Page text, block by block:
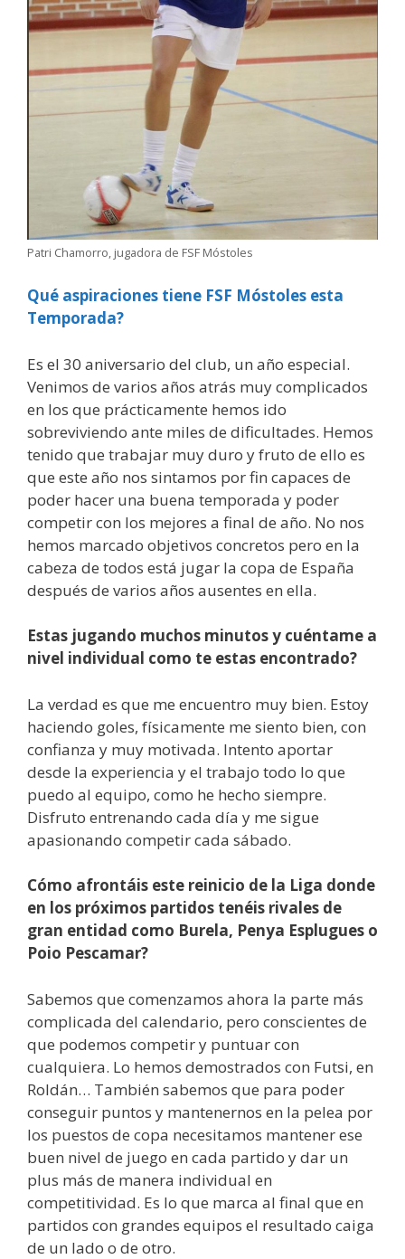
Patri Chamorro, jugadora de FSF Móstoles
Qué aspiraciones tiene FSF Móstoles esta
Temporada?
Es el 30 aniversario del club, un año especial.
Venimos de varios años atrás muy complicados
en los que prácticamente hemos ido
sobreviviendo ante miles de dificultades. Hemos
tenido que trabajar muy duro y fruto de ello es
que este año nos sintamos por fin capaces de
poder hacer una buena temporada y poder
competir con los mejores a final de año. No nos
hemos marcado objetivos concretos pero en la
cabeza de todos está jugar la copa de España
después de varios años ausentes en ella.
Estas jugando muchos minutos y cuéntame a
nivel individual como te estas encontrado?
La verdad es que me encuentro muy bien. Estoy
haciendo goles, físicamente me siento bien, con
confianza y muy motivada. Intento aportar
desde la experiencia y el trabajo todo lo que
puedo al equipo, como he hecho siempre.
Disfruto entrenando cada día y me sigue
apasionando competir cada sábado.
Cómo afrontáis este reinicio de la Liga donde
en los próximos partidos tenéis rivales de
gran entidad como Burela, Penya Esplugues o
Poio Pescamar?
Sabemos que comenzamos ahora la parte más
complicada del calendario, pero conscientes de
que podemos competir y puntuar con
cualquiera. Lo hemos demostrados con Futsi, en
Roldán… También sabemos que para poder
conseguir puntos y mantenernos en la pelea por
los puestos de copa necesitamos mantener ese
buen nivel de juego en cada partido y dar un
plus más de manera individual en
competitividad. Es lo que marca al final que en
partidos con grandes equipos el resultado caiga
de un lado o de otro.